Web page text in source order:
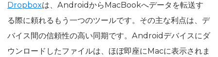
Dropboxは、AndroidからMacBookへデータを転送す
る際に頼れるもう一つのツールです。その主な利点は、デ
バイス間の信頼性の高い同期です。Androidデバイスにダ
ウンロードしたファイルは、ほぼ即座にMacに表示されま